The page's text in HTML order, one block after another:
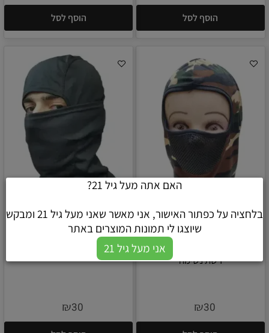
הוסף לסל הוסף לסל
מסיכה טקטית בהדפס הסוואה עם
רשת נשימה
₪30
מסיכה טקטית מבד נושם
₪30
האם אתה מעל גיל 21?
בלחציה על כפתור האישור, אני מאשר שאני מעל גיל 21 ומבקש
שיוצגו לי תמונות המוצרים באתר
אני מעל גיל 21